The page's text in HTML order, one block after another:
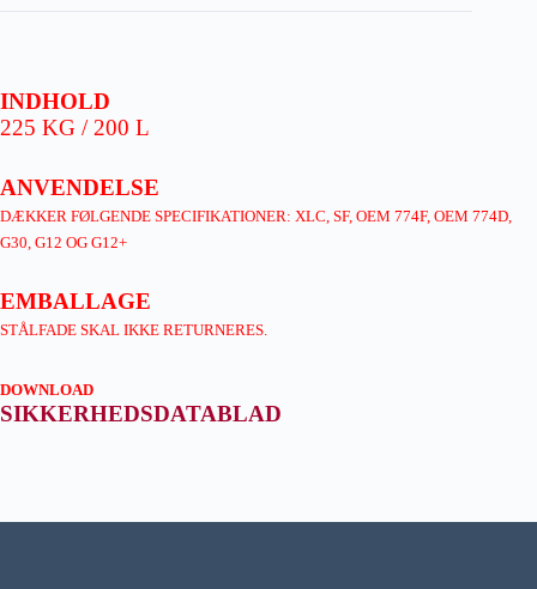
INDHOLD
225 KG / 200 L
ANVENDELSE
DÆKKER FØLGENDE SPECIFIKATIONER: XLC, SF, OEM 774F, OEM 774D,
G30, G12 OG G12+
EMBALLAGE
STÅLFADE SKAL IKKE RETURNERES.
DOWNLOAD
SIKKERHEDSDATABLAD